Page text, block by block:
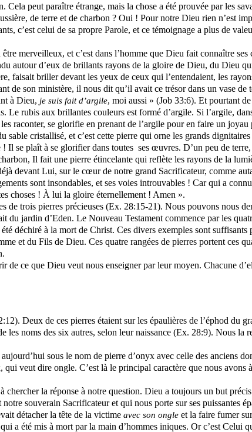
peut paraître étrange, mais la chose a été prouvée par les
de terre et de charbon ? Oui ! Pour notre Dieu rien n’est
c’est celui de sa propre Parole, et ce témoignage a plus de
merveilleux, et c’est dans l’homme que Dieu fait connaître ses
autour d’eux de brillants rayons de la gloire de Dieu, du Dieu
faisait briller devant les yeux de ceux qui l’entendaient, les
son ministère, il nous dit qu’il avait ce trésor dans un vase de
à Dieu, je suis fait d’argile, moi aussi » (Job 33:6). Et pourtant
Le rubis aux brillantes couleurs est formé d’argile. Si l’argile,
raconter, se glorifie en prenant de l’argile pour en faire un
cristallisé, et c’est cette pierre qui orne les grands
Il se plaît à se glorifier dans toutes ses œuvres. D’un peu de
Il fait une pierre étincelante qui reflète les rayons de la
devant Lui, sur le cœur de notre grand Sacrificateur, comme
sont insondables, et ses voies introuvables ! Car qui a
choses ! À lui la gloire éternellement ! Amen ».
de trois pierres précieuses (Ex. 28:15-21). Nous pouvons nous
du jardin d’Eden. Le Nouveau Testament commence par les
déchiré à la mort de Christ. Ces divers exemples sont
et du Fils de Dieu. Ces quatre rangées de pierres portent ces
de ce que Dieu veut nous enseigner par leur moyen. Chacune
Deux de ces pierres étaient sur les épaulières de l’éphod du
les noms des six autres, selon leur naissance (Ex. 28:9). Nous
sous le nom de pierre d’onyx avec celle des anciens
veut dire ongle. C’est là le principal caractère que nous
chercher la réponse à notre question. Dieu a toujours un but
souverain Sacrificateur et qui nous porte sur ses puissantes
détacher la tête de la victime avec son ongleet la faire fumer
a été mis à mort par la main d’hommes iniques. Or c’est Celui